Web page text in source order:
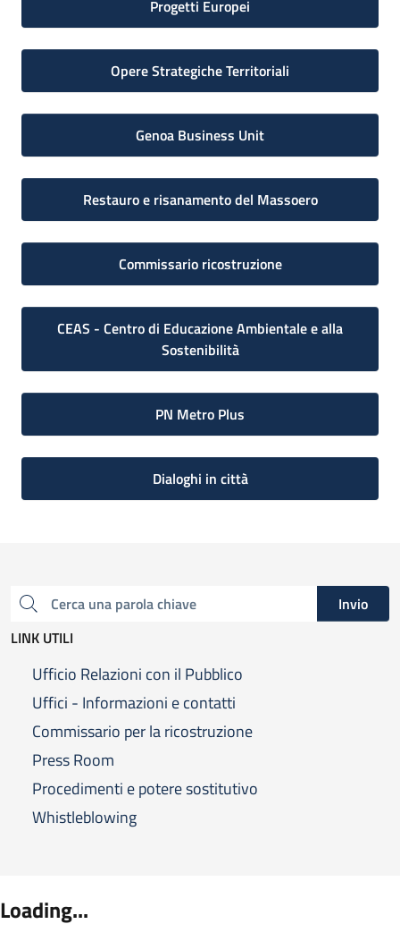
Progetti Europei
Opere Strategiche Territoriali
Genoa Business Unit
Restauro e risanamento del Massoero
Commissario ricostruzione
CEAS - Centro di Educazione Ambientale e alla
Sostenibilità
PN Metro Plus
Dialoghi in città
Cerca una parola chiave
Invio
LINK UTILI
Ufficio Relazioni con il Pubblico
Uffici - Informazioni e contatti
Commissario per la ricostruzione
Press Room
Procedimenti e potere sostitutivo
Whistleblowing